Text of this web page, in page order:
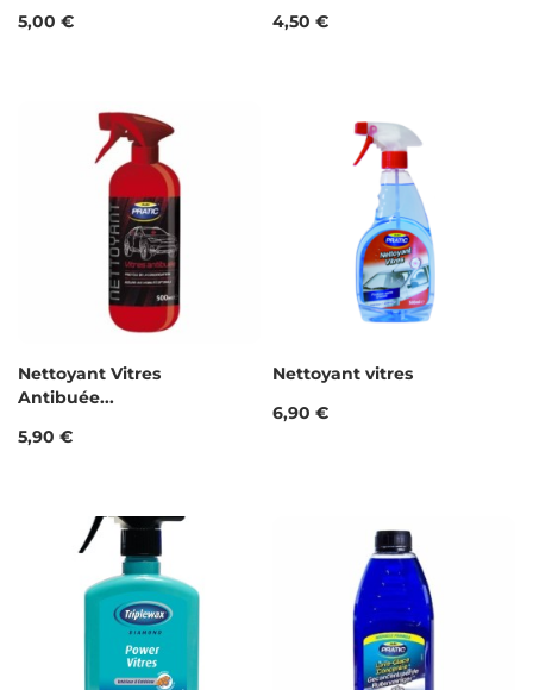
Prix
5,00 €
Prix
4,50 €
Nettoyant Vitres
Antibuée...
Prix
5,90 €
Nettoyant vitres
Prix
6,90 €